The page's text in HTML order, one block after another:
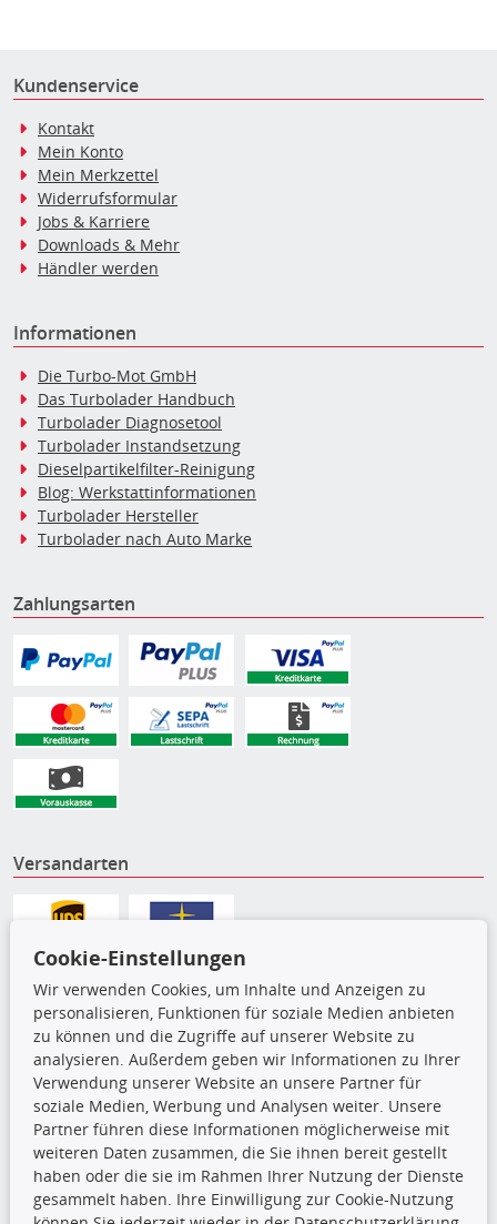
Kundenservice
Kontakt
Mein Konto
Mein Merkzettel
Widerrufsformular
Jobs & Karriere
Downloads & Mehr
Händler werden
Informationen
Die Turbo-Mot GmbH
Das Turbolader Handbuch
Turbolader Diagnosetool
Turbolader Instandsetzung
Dieselpartikelfilter-Reinigung
Blog: Werkstattinformationen
Turbolader Hersteller
Turbolader nach Auto Marke
Zahlungsarten
Versandarten
Die hier angezeigten Daten,
insbesondere die gesamte Datenbank,
dürfen nicht kopiert werden. Es ist zu
unterlassen, die Daten oder die gesamte Datenbank ohne
Cookie-Einstellungen
Wir verwenden Cookies, um Inhalte und Anzeigen zu
personalisieren, Funktionen für soziale Medien anbieten
zu können und die Zugriffe auf unserer Website zu
analysieren. Außerdem geben wir Informationen zu Ihrer
Verwendung unserer Website an unsere Partner für
soziale Medien, Werbung und Analysen weiter. Unsere
Partner führen diese Informationen möglicherweise mit
weiteren Daten zusammen, die Sie ihnen bereit gestellt
haben oder die sie im Rahmen Ihrer Nutzung der Dienste
gesammelt haben. Ihre Einwilligung zur Cookie-Nutzung